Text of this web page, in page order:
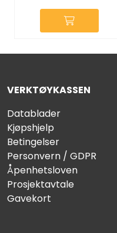
VERKTØYKASSEN
Datablader
Kjøpshjelp
Betingelser
Personvern / GDPR
Åpenhetsloven
Prosjektavtale
Gavekort